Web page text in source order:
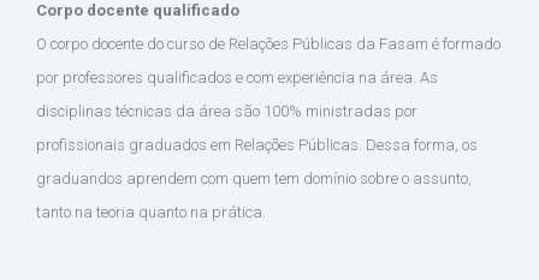
Corpo docente qualificado
O corpo docente do curso de Relações Públicas da Fasam é formado
por professores qualificados e com experiência na área. As
disciplinas técnicas da área são 100% ministradas por
profissionais graduados em Relações Públicas. Dessa forma, os
graduandos aprendem com quem tem domínio sobre o assunto,
tanto na teoria quanto na prática.